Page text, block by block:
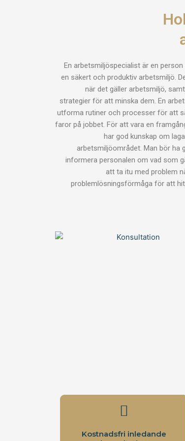
En arbetsmiljöspecialist är en
en säkert och produktiv arbetsmiljö.
när det gäller arbetsmiljö,
strategier för att minska dem. En
utforma rutiner och processer för att
faror på jobbet. För att vara en
har god kunskap om
arbetsmiljöområdet. Man bör
informera personalen om vad som
att ta itu med problem
problemlösningsförmåga för att
Kostnadsfri inledande